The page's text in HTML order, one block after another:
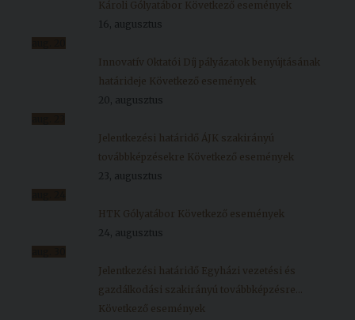
Károli Gólyatábor Következő események
16, augusztus
Innovatív Oktatói Díj pályázatok benyújtásának
határideje Következő események
20, augusztus
Jelentkezési határidő ÁJK szakirányú
továbbképzésekre Következő események
23, augusztus
HTK Gólyatábor Következő események
24, augusztus
Jelentkezési határidő Egyházi vezetési és
gazdálkodási szakirányú továbbképzésre...
Következő események